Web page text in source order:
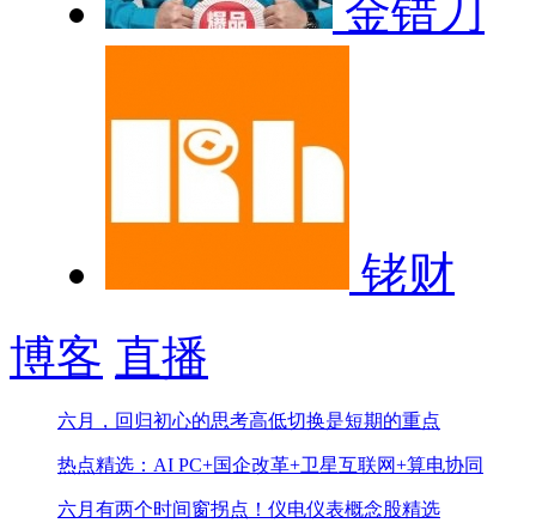
金错刀
铑财
博客 直播
六月，回归初心的思考高低切换是短期的重点
热点精选：AI PC+国企改革+卫星互联网+算电协同
六月有两个时间窗拐点！ 仪电仪表概念股精选